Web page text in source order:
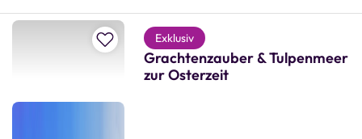
Zur Merkliste hinzufügen
Exklusiv
Grachtenzauber & Tulpenmeer
zur Osterzeit